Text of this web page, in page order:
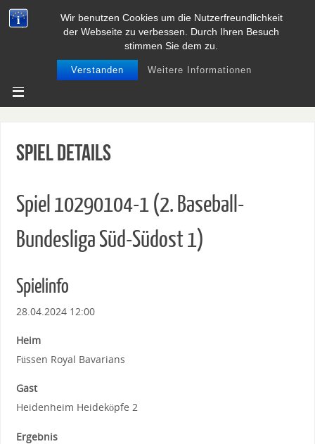
Wir benutzen Cookies um die Nutzerfreundlichkeit
der Webseite zu verbessen. Durch Ihren Besuch
stimmen Sie dem zu.
Verstanden Weitere Informationen
BASEBALL UND SOFTBALL IN
NIEDERSACHSEN
Spiel Details
Spiel 10290104-1 (2. Baseball-
Bundesliga Süd-Südost 1)
Spielinfo
28.04.2024 12:00
Heim
Füssen Royal Bavarians
Gast
Heidenheim Heideköpfe 2
Ergebnis